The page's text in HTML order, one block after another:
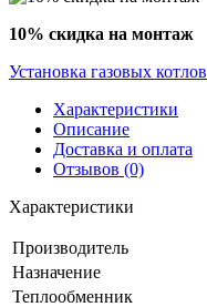
10% скидка на монтаж
Установка газовых котлов
Характеристики
Описание
Доставка и оплата
Отзывов (0)
Характеристики
Производитель
Назначение
Теплообменник